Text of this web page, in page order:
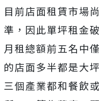
目前店面租賃市場
準，因此單坪租金
月租總額前五名中
的店面多半都是大
三個產業都和餐飲